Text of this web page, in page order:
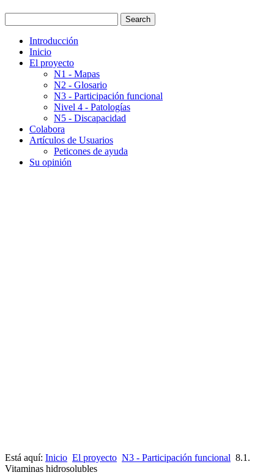
Introducción
Inicio
El proyecto
N1 - Mapas
N2 - Glosario
N3 - Participación funcional
Nivel 4 - Patologías
N5 - Discapacidad
Colabora
Artículos de Usuarios
Peticones de ayuda
Su opinión
Está aquí: Inicio El proyecto N3 - Participación funcional 8.1.
Vitaminas hidrosolubles